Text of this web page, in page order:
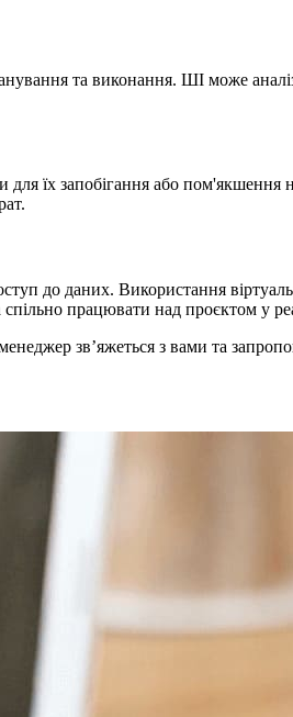
та виконання. ШІ може
їх запобігання або пом'якшення
до даних. Використання
спільно працювати над проєктом у
звʼяжеться з вами та